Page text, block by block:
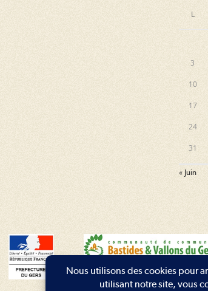
L
3
10
17
24
31
« Juin